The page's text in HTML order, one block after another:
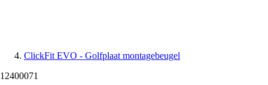
ClickFit EVO - Golfplaat montagebeugel
12400071